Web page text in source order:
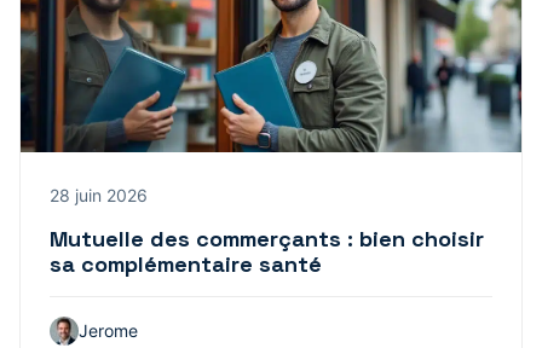
28 juin 2026
Mutuelle des commerçants : bien choisir
sa complémentaire santé
Jerome